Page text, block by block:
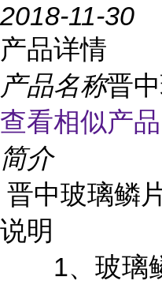
2018-11-30
产品详情
产品名称晋
查看相似产
简介
晋中玻璃鳞
说明
1、玻璃